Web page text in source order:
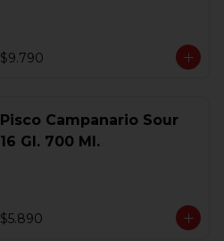
$9.790
Pisco Campanario Sour
16 Gl. 700 Ml.
$5.890